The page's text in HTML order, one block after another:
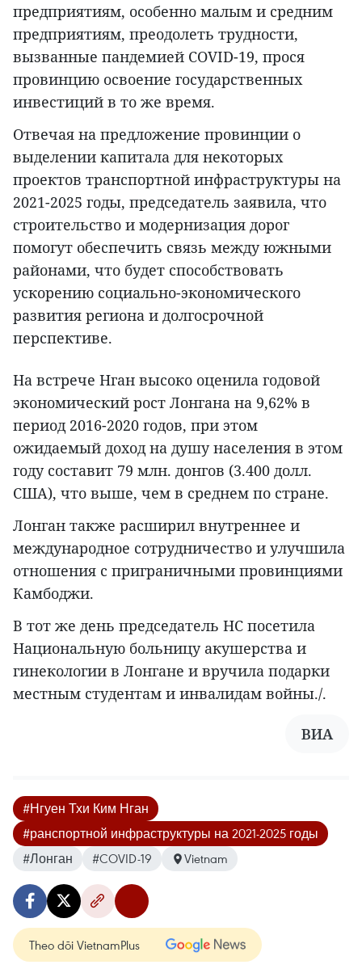
предприятиям, особенно малым и средним
предприятиям, преодолеть трудности,
вызванные пандемией COVID-19, прося
провинцию освоение государственных
инвестиций в то же время.
Отвечая на предложение провинции о
выделении капитала для некоторых
проектов транспортной инфраструктуры на
2021-2025 годы, председатель заявила, что
строительство и модернизация дорог
помогут обеспечить связь между южными
районами, что будет способствовать
ускорению социально-экономического
развития региона и долгосрочной
перспективе.
На встрече Нган высоко оценила годовой
экономический рост Лонгана на 9,62% в
период 2016-2020 годов, при этом
ожидаемый доход на душу населения в этом
году составит 79 млн. донгов (3.400 долл.
США), что выше, чем в среднем по стране.
Лонган также расширил внутреннее и
международное сотрудничество и улучшила
отношения с приграничными провинциями
Камбоджи.
В тот же день председатель НС посетила
Национальную больницу акушерства и
гинекологии в Лонгане и вручила подарки
местным студентам и инвалидам войны./.
ВИА
#Нгуен Тхи Ким Нган
#ранспортной инфраструктуры на 2021-2025 годы
#Лонган
#COVID-19 Vietnam
Theo dõi VietnamPlus